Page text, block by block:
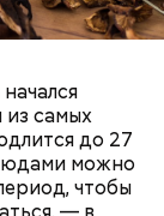
из самых
до 27
можно
чтобы
о переносе